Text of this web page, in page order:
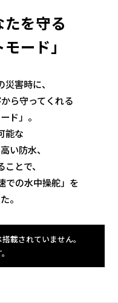
を守る
ード」
害時に、
ら守ってくれる
ド」。
能な
い防水、
とで、
での水中操舵」を
。
載されていません。